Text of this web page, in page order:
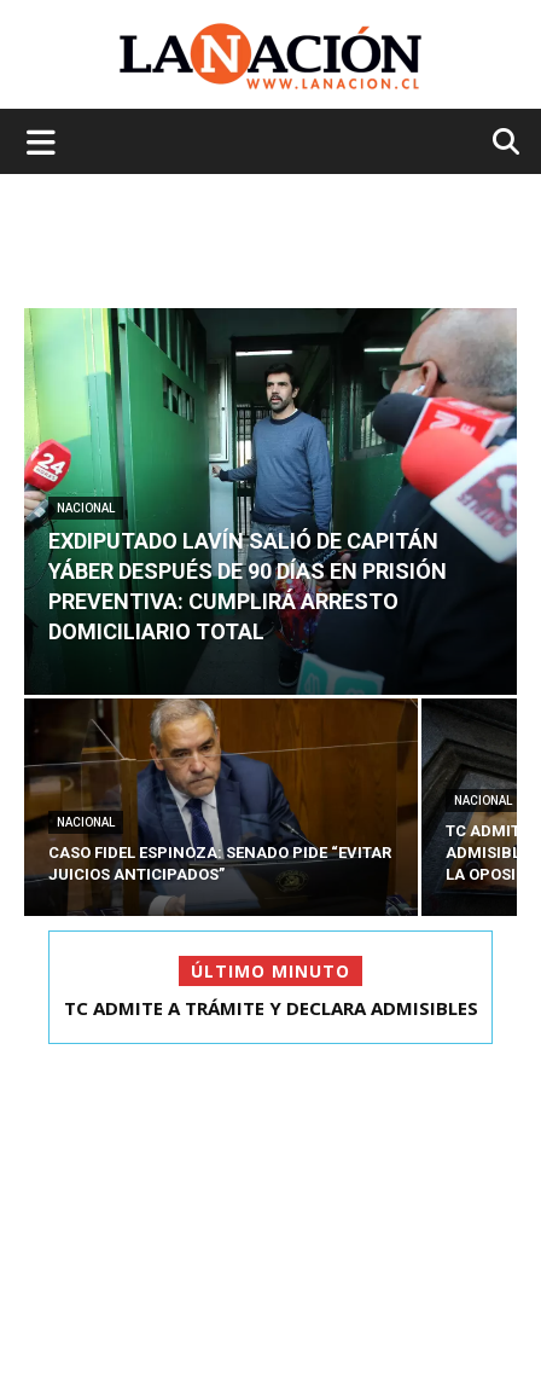
NACIONAL
EXDIPUTADO LAVÍN SALIÓ DE CAPITÁN
YÁBER DESPUÉS DE 90 DÍAS EN PRISIÓN
PREVENTIVA: CUMPLIRÁ ARRESTO
DOMICILIARIO TOTAL
NACIONAL
CASO FIDEL ESPINOZA: SENADO PIDE “EVITAR
JUICIOS ANTICIPADOS”
NACIONAL
TC ADMITE
ADMISIBLES
LA
ÚLTIMO MINUTO
EXDIPUTADO LAVÍN SALIÓ DE CAPITÁN YÁBER
TC ADMITE A TRÁMITE Y DECLARA ADMISIBLES